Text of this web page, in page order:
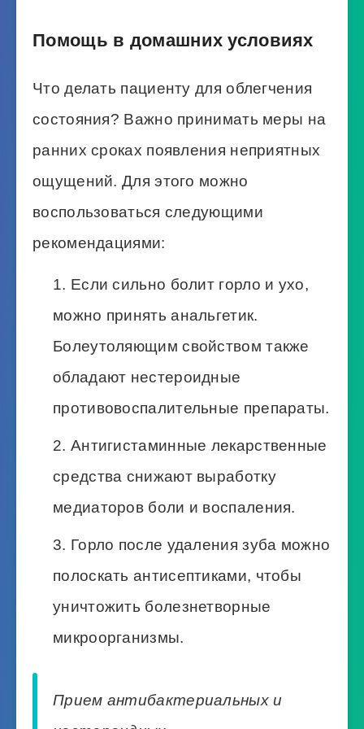
Помощь в домашних условиях
Что делать пациенту для облегчения
состояния? Важно принимать меры на
ранних сроках появления неприятных
ощущений. Для этого можно
воспользоваться следующими
рекомендациями:
Если сильно болит горло и ухо,
можно принять анальгетик.
Болеутоляющим свойством также
обладают нестероидные
противовоспалительные препараты.
Антигистаминные лекарственные
средства снижают выработку
медиаторов боли и воспаления.
Горло после удаления зуба можно
полоскать антисептиками, чтобы
уничтожить болезнетворные
микроорганизмы.
Прием антибактериальных и